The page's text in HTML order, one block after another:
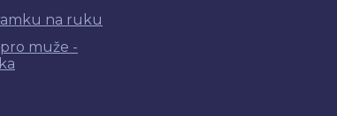
na ruku
muže -